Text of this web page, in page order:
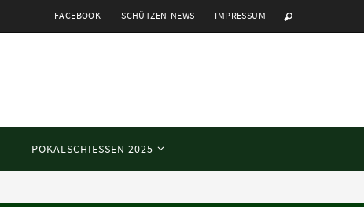
FACEBOOK SCHÜTZEN-NEWS IMPRESSUM
POKALSCHIESSEN 2025